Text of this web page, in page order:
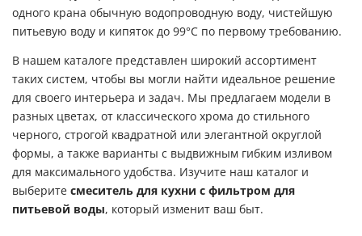
одного крана обычную водопроводную воду, чистейшую
питьевую воду и кипяток до 99°C по первому требованию.
В нашем каталоге представлен широкий ассортимент
таких систем, чтобы вы могли найти идеальное решение
для своего интерьера и задач. Мы предлагаем модели в
разных цветах, от классического хрома до стильного
черного, строгой квадратной или элегантной округлой
формы, а также варианты с выдвижным гибким изливом
для максимального удобства. Изучите наш каталог и
выберите смеситель для кухни с фильтром для
питьевой воды, который изменит ваш быт.
Комнатная
Холодная
Популярность
4